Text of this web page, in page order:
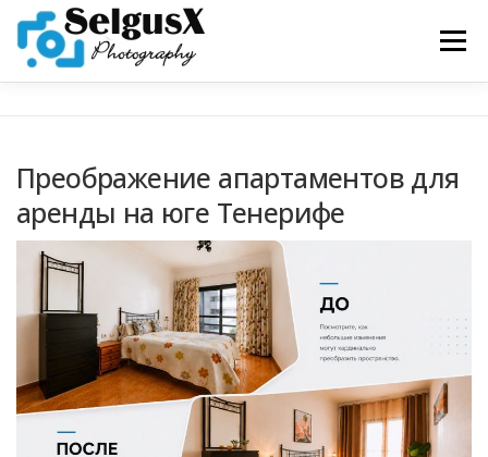
Перейти к содержимому
Меню
СВЯЖИТЕСЬ С НАМИ
Преображение апартаментов для
аренды на юге Тенерифе